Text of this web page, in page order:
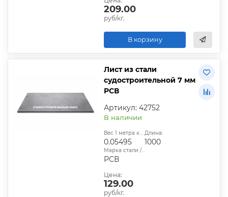
209.00
руб/кг.
В корзину
Лист из стали
судостроительной 7 мм
РСВ
Артикул: 42752
В наличии
Вес 1 метра квадратного, т:
0.05495
Длина:
1000
Марка стали / сплава:
РСВ
Цена:
129.00
руб/кг.